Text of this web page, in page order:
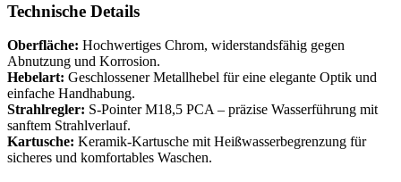
Technische Details
Oberfläche: Hochwertiges Chrom, widerstandsfähig gegen
Abnutzung und Korrosion.
Hebelart: Geschlossener Metallhebel für eine elegante Optik und
einfache Handhabung.
Strahlregler: S-Pointer M18,5 PCA – präzise Wasserführung mit
sanftem Strahlverlauf.
Kartusche: Keramik-Kartusche mit Heißwasserbegrenzung für
sicheres und komfortables Waschen.